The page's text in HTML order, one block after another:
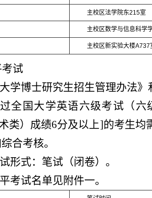
主校区法学院东215室
主校区数学与信息科学
主校区新实验大楼A737
试
学博士研究生招生管理办法
全国大学英语六级考试（六
类）成绩6分及以上]的考生均
合考核。
形式：笔试（闭卷）。
考试名单见附件一。